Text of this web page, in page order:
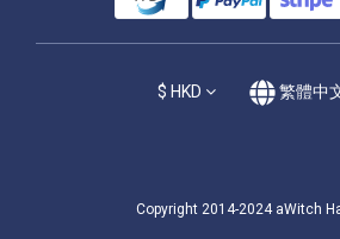
$ HKD 繁體中
Copyright 2014-2024 aWitch